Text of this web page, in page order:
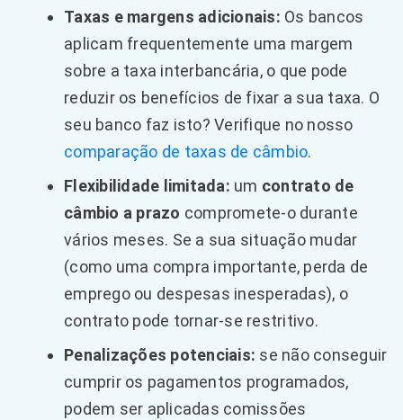
Taxas e margens adicionais: Os bancos
aplicam frequentemente uma margem
sobre a taxa interbancária, o que pode
reduzir os benefícios de fixar a sua taxa. O
seu banco faz isto? Verifique no nosso
comparação de taxas de câmbio.
Flexibilidade limitada: um contrato de
câmbio a prazo compromete-o durante
vários meses. Se a sua situação mudar
(como uma compra importante, perda de
emprego ou despesas inesperadas), o
contrato pode tornar-se restritivo.
Penalizações potenciais: se não conseguir
cumprir os pagamentos programados,
podem ser aplicadas comissões